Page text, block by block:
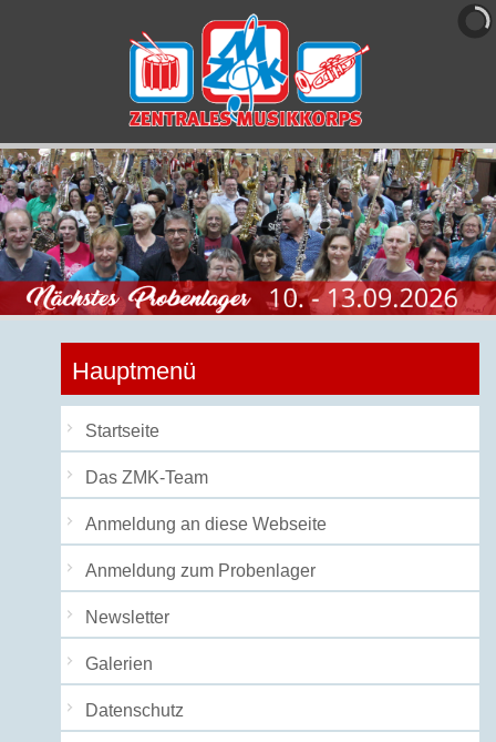
Hauptmenü
Startseite
Das ZMK-Team
Anmeldung an diese Webseite
Anmeldung zum Probenlager
Newsletter
Galerien
Datenschutz